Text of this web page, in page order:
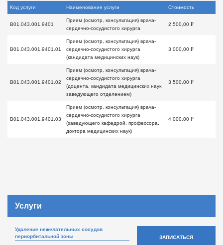
Код услуги Наименование услуги Стоимость
B01.043.001.9401
Прием (осмотр, консультация) врача-
сердечно-сосудистого хирурга
2 500,00 ₽
B01.043.001.9401.01
Прием (осмотр, консультация) врача-
сердечно-сосудистого хирурга
(кандидата медицинских наук)
3 000,00 ₽
B01.043.001.9401.02
Прием (осмотр, консультация) врача-
сердечно-сосудистого хирурга
(доцента, кандидата медицинских наук,
заведующего отделением)
3 500,00 ₽
B01.043.001.9401.03
Прием (осмотр, консультация) врача-
сердечно-сосудистого хирурга
(заведующего кафедрой, профессора,
доктора медицинских наук)
4 000,00 ₽
Услуги
Удаление нежелательных сосудов
периорбитальной зоны
ЗАПИСАТЬСЯ